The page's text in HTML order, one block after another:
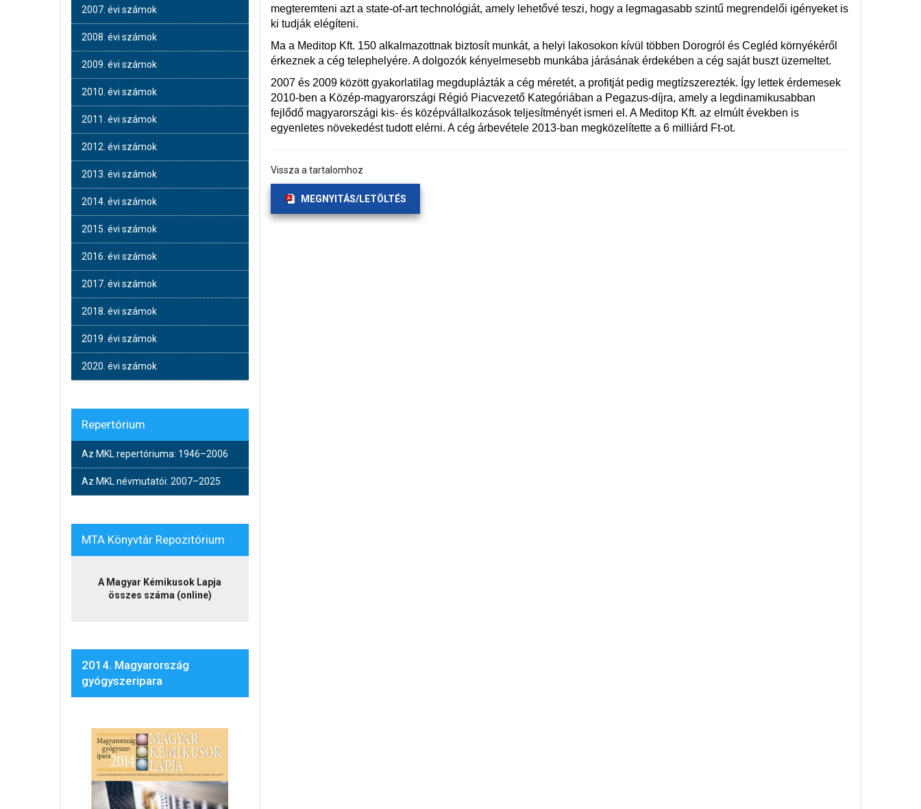
megteremteni azt a state-of-art technológiát, amely lehetővé teszi, hogy a legmagasabb szintű megrendelői igényeket is
ki tudják elégíteni.
Ma a Meditop Kft. 150 alkalmazottnak biztosít munkát, a helyi lakosokon kívül többen Dorogról és Cegléd környékéről
érkeznek a cég telephelyére. A dolgozók kényelmesebb munkába járásának érdekében a cég saját buszt üzemeltet.
2007 és 2009 között gyakorlatilag megduplázták a cég méretét, a profitját pedig megtízszerezték. Így lettek érdemesek
2010-ben a Közép-magyarországi Régió Piacvezető Kategóriában a Pegazus-díjra, amely a legdinamikusabban
fejlődő magyarországi kis- és középvállalkozások teljesítményét ismeri el. A Meditop Kft. az elmúlt években is
egyenletes növekedést tudott elérni. A cég árbevétele 2013-ban megközelítette a 6 milliárd Ft-ot.
Vissza a tartalomhoz
MEGNYITÁS/LETÖLTÉS
2007. évi számok
2008. évi számok
2009. évi számok
2010. évi számok
2011. évi számok
2012. évi számok
2013. évi számok
2014. évi számok
2015. évi számok
2016. évi számok
2017. évi számok
2018. évi számok
2019. évi számok
2020. évi számok
Repertórium
Az MKL repertóriuma: 1946–2006
Az MKL névmutatói: 2007–2025
MTA Könyvtár Repozitórium
A Magyar Kémikusok Lapja
összes száma (online)
2014. Magyarország
gyógyszeripara